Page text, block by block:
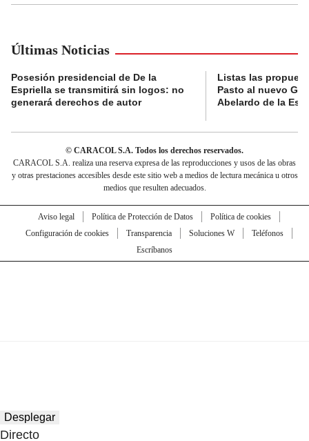
Últimas Noticias
Posesión presidencial de De la
Espriella se transmitirá sin logos: no
generará derechos de autor
Listas las
Pasto al nuevo
Abelardo de la
© CARACOL S.A. Todos los derechos reservados.
CARACOL S.A. realiza una reserva expresa de las reproducciones y usos de las obras
y otras prestaciones accesibles desde este sitio web a medios de lectura mecánica u otros
medios que resulten adecuados.
Aviso legal Política de Protección de Datos
Política de cookies
Configuración de cookies
Transparencia Soluciones W
Teléfonos
Escríbanos
Desplegar
Directo